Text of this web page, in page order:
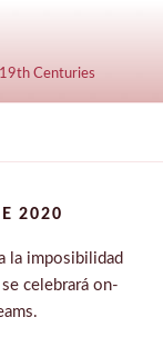
Centuries
2020
la imposibilidad
celebrará on-